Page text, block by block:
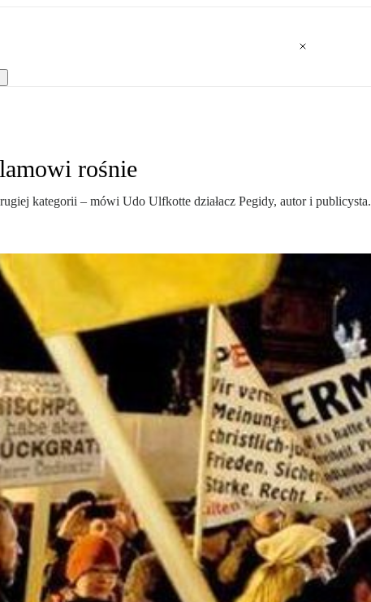
rośnie
kategorii – mówi Udo Ulfkotte działacz Pegidy, autor i publicysta.